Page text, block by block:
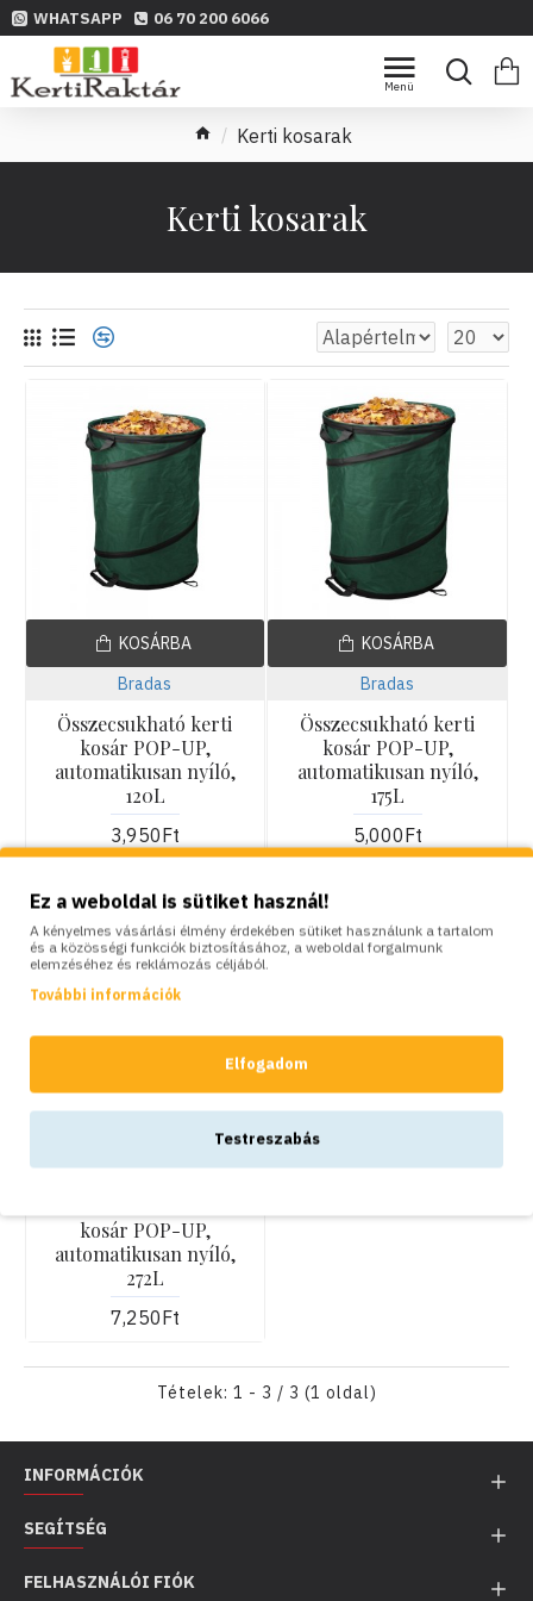
WHATSAPP 06 70 200 6066
Kerti kosarak
Kerti kosarak
Bradas
Összecsukható kerti
kosár POP-UP,
automatikusan nyíló,
120L
3,950Ft
KOSÁRBA
Bradas
Összecsukható kerti
kosár POP-UP,
automatikusan nyíló,
175L
5,000Ft
KOSÁRBA
Bradas
kosár POP-UP,
automatikusan nyíló,
272L
7,250Ft
Tételek: 1 - 3 / 3 (1 oldal)
INFORMÁCIÓK
SEGÍTSÉG
FELHASZNÁLÓI FIÓK
Ez a weboldal is sütiket használ!
A kényelmes vásárlási élmény érdekében sütiket használunk a tartalom
és a közösségi funkciók biztosításához, a weboldal forgalmunk
elemzéséhez és reklámozás céljából.
További információk
Elfogadom
Testreszabás